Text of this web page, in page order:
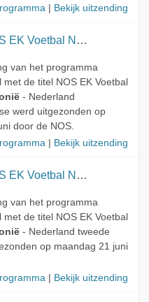
| Bekijk uitzending
Noord-Macedonië - Nederland wedstrijdanalyse
van het programma
met de titel NOS EK Voetbal
- Nederland
werd uitgezonden op
door de NOS.
| Bekijk uitzending
Noord-Macedonië - Nederland tweede helft
van het programma
met de titel NOS EK Voetbal
- Nederland tweede
op maandag 21 juni
| Bekijk uitzending